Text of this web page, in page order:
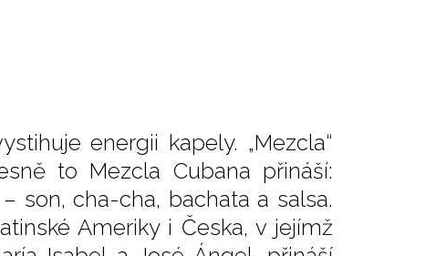
energii kapely. „Mezcla“
to Mezcla Cubana přináší:
son, cha-cha, bachata a salsa.
Ameriky i Česka, v jejímž